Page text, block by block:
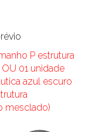
P estrutura
01 unidade
azul escuro
mesclado)